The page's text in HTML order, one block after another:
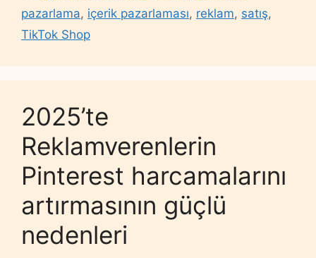
pazarlama, içerik pazarlaması, reklam, satış,
TikTok Shop
2025’te
Reklamverenlerin
Pinterest harcamalarını
artırmasının güçlü
nedenleri